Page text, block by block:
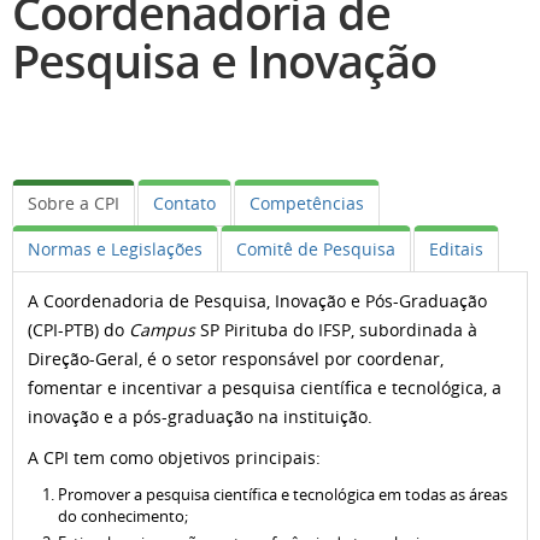
Coordenadoria de
Pesquisa e Inovação
Sobre a CPI Contato
Competências
Normas e Legislações
Comitê de Pesquisa Editais
A Coordenadoria de Pesquisa, Inovação e Pós-Graduação
(CPI-PTB) do CampusSP Pirituba do IFSP, subordinada à
Direção-Geral, é o setor responsável por coordenar,
fomentar e incentivar a pesquisa científica e tecnológica, a
inovação e a pós-graduação na instituição.
A CPI tem como objetivos principais:
Promover a pesquisa científica e tecnológica em todas as áreas
do conhecimento;